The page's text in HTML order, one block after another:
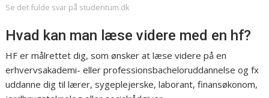
Se det fulde svar på studentum.dk
Hvad kan man læse videre med en hf?
HF er målrettet dig, som ønsker at læse videre på en
erhvervsakademi- eller professionsbacheloruddannelse og fx
uddanne dig til lærer, sygeplejerske, laborant, finansøkonom,